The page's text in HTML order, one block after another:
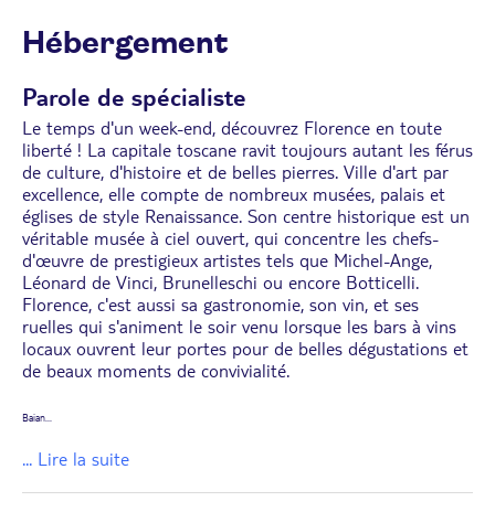
Hébergement
Parole de spécialiste
Le temps d'un week-end, découvrez Florence en toute
liberté ! La capitale toscane ravit toujours autant les férus
de culture, d'histoire et de belles pierres. Ville d'art par
excellence, elle compte de nombreux musées, palais et
églises de style Renaissance. Son centre historique est un
véritable musée à ciel ouvert, qui concentre les chefs-
d'œuvre de prestigieux artistes tels que Michel-Ange,
Léonard de Vinci, Brunelleschi ou encore Botticelli.
Florence, c'est aussi sa gastronomie, son vin, et ses
ruelles qui s'animent le soir venu lorsque les bars à vins
locaux ouvrent leur portes pour de belles dégustations et
de beaux moments de convivialité.
Baian
... Lire la suite